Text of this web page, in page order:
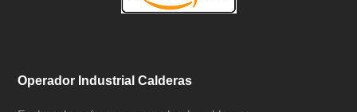
Operador Industrial Calderas